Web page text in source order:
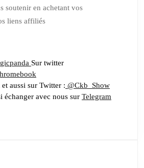
soutenir en achetant vos
liens affiliés
Sur twitter
aussi sur Twitter : @Ckb_Show
échanger avec nous sur Telegram